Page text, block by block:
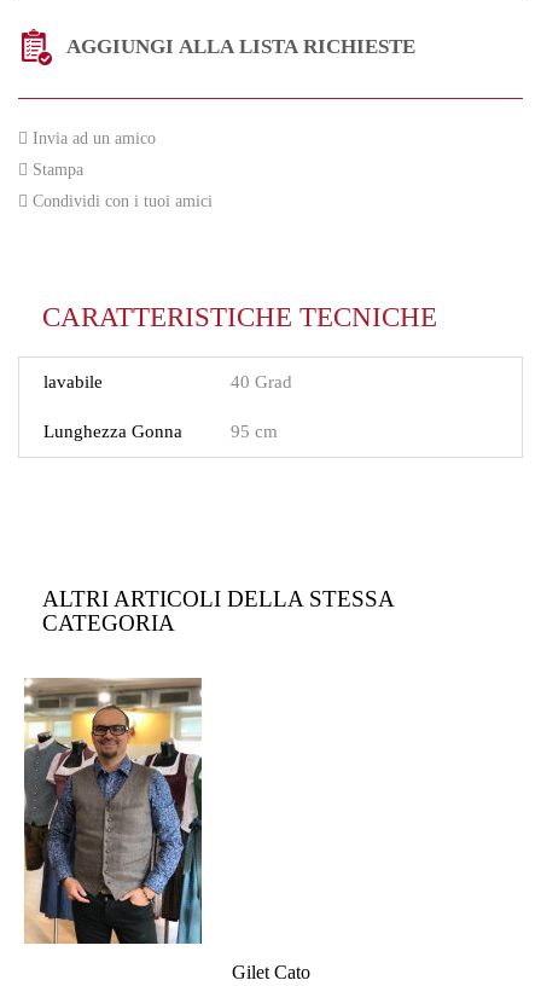
AGGIUNGI ALLA LISTA RICHIESTE
Invia ad un amico
Stampa
Condividi con i tuoi amici
CARATTERISTICHE TECNICHE
lavabile 40 Grad
Lunghezza Gonna 95 cm
ALTRI ARTICOLI DELLA STESSA
CATEGORIA
Gilet Cato